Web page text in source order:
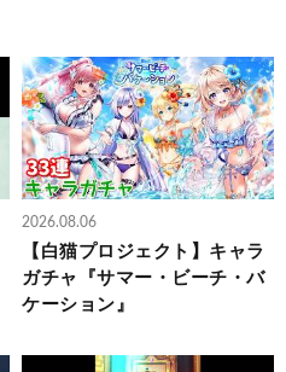
2026.08.06
【白猫プロジェクト】キャラ
ガチャ『サマー・ビーチ・バ
ケーション』